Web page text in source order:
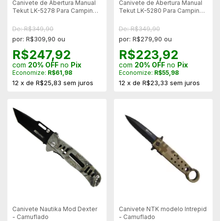
Canivete de Abertura Manual
Tekut LK-5278 Para Camping -
De: R$349,90
por: R$309,90 ou
R$247,92
com 20% OFF no Pix
Economize: R$61,98
12 x de R$25,83 sem juros
Canivete de Abertura Manual
Tekut LK-5280 Para Camping -
De: R$349,90
por: R$279,90 ou
R$223,92
com 20% OFFno Pix
Economize: R$55,98
12 x de R$23,33 sem juros
Canivete Nautika Mod Dexter
- Camuflado
Canivete NTK modelo Intrepid
- Camuflado